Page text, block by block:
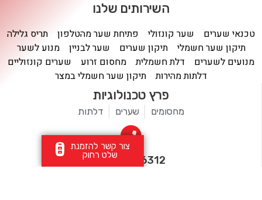
צור קשר להזמנת
שלט רחוק
השירותים שלנו
טכנאי שערים שער קונזולי פתיחת שער מהטלפון
תריס גלילה
תיקון שער חשמלי
תיקון שערים שער לבניין
מנוע לשער
מנועים לשערים
דלת חשמלית מחסום זרוע
שערים קונזוליים
דלתות מהירות
תיקון שער חשמלי במצר
פרץ טכנולוגיות
מחסומים שערים דלתות
077-9976312